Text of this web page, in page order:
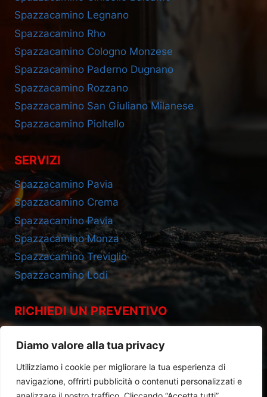
Diamo valore alla tua privacy
Utilizziamo i cookie per migliorare la tua esperienza di
navigazione, offrirti pubblicità o contenuti personalizzati e
Spazzacamino Legnano
Spazzacamino Rho
Spazzacamino Cologno Monzese
Spazzacamino Paderno Dugnano
Spazzacamino Rozzano
Spazzacamino San Giuliano Milanese
Spazzacamino Pioltello
SERVIZI
Spazzacamino Pavia
Spazzacamino Crema
Spazzacamino Pavia
Spazzacamino Monza
Spazzacamino Treviglio
Spazzacamino Lodi
RICHIEDI UN PREVENTIVO
Cell 393.2685695